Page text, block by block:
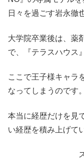
日々を過ごす岩永徹
大学院卒業後は、薬
で、『テラスハウス
ここで王子様キャラ
なってしまうのです。
本当に経歴だけを見
い経歴を積み上げて